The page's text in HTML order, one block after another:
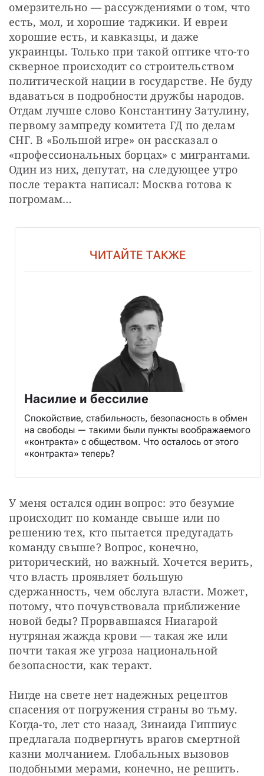
омерзительно — рассуждениями о том, что
есть, мол, и хорошие таджики. И евреи
хорошие есть, и кавказцы, и даже
украинцы. Только при такой оптике что-то
скверное происходит со строительством
политической нации в государстве. Не буду
вдаваться в подробности дружбы народов.
Отдам лучше слово Константину Затулину,
первому зампреду комитета ГД по делам
СНГ. В «Большой игре» он рассказал о
«профессиональных борцах» с мигрантами.
Один из них, депутат, на следующее утро
после теракта написал: Москва готова к
погромам…
ЧИТАЙТЕ ТАКЖЕ
Насилие и бессилие
Спокойствие, стабильность, безопасность в обмен
на свободы — такими были пункты воображаемого
«контракта» с обществом. Что осталось от этого
«контракта» теперь?
У меня остался один вопрос: это безумие
происходит по команде свыше или по
решению тех, кто пытается предугадать
команду свыше? Вопрос, конечно,
риторический, но важный. Хочется верить,
что власть проявляет большую
сдержанность, чем обслуга власти. Может,
потому, что почувствовала приближение
новой беды? Прорвавшаяся Ниагарой
нутряная жажда крови — такая же или
почти такая же угроза национальной
безопасности, как теракт.
Нигде на свете нет надежных рецептов
спасения от погружения страны во тьму.
Когда-то, лет сто назад, Зинаида Гиппиус
предлагала подвергнуть врагов смертной
казни молчанием. Глобальных вызовов
подобными мерами, конечно, не решить.